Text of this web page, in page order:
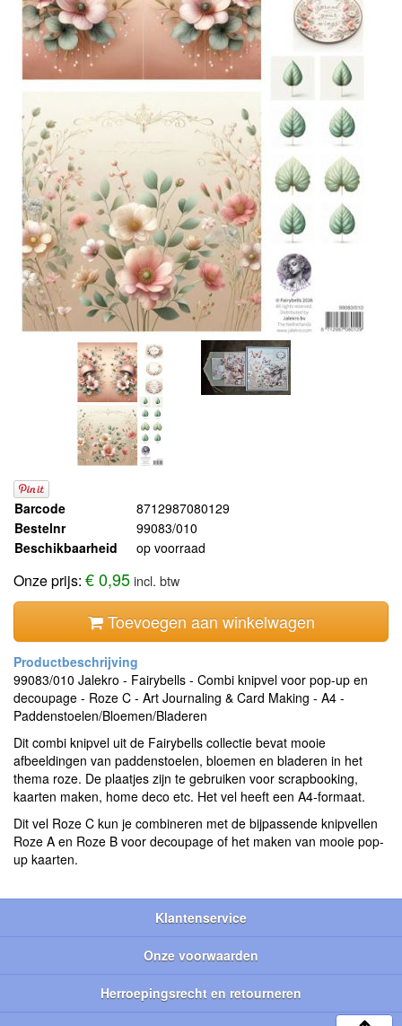
Barcode
8712987080129
Bestelnr
99083/010
Beschikbaarheid
op voorraad
Onze prijs: € 0,95incl. btw
Toevoegen aan winkelwagen
99083/010 Jalekro - Fairybells - Combi knipvel voor pop-up en
decoupage - Roze C - Art Journaling & Card Making - A4 -
Paddenstoelen/Bloemen/Bladeren
Dit combi knipvel uit de Fairybells collectie bevat mooie
afbeeldingen van paddenstoelen, bloemen en bladeren in het
thema roze. De plaatjes zijn te gebruiken voor scrapbooking,
kaarten maken, home deco etc. Het vel heeft een A4-formaat.
Dit vel Roze C kun je combineren met de bijpassende knipvellen
Roze A en Roze B voor decoupage of het maken van mooie pop-
up kaarten.
Klantenservice
Onze voorwaarden
Herroepingsrecht en retourneren